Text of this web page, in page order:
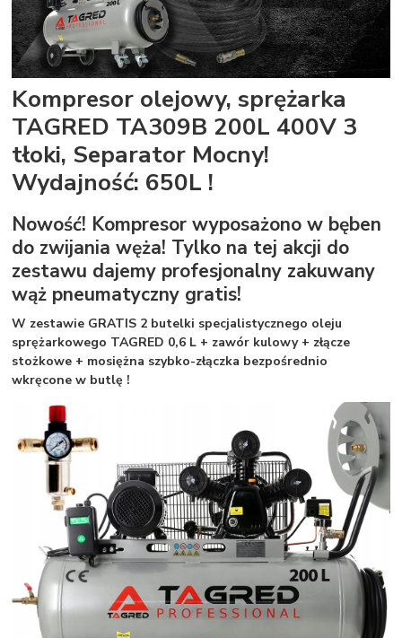
Kompresor olejowy, sprężarka
TAGRED TA309B 200L 400V 3
tłoki, Separator Mocny!
Wydajność: 650L !
Nowość! Kompresor wyposażono w bęben
do zwijania węża! Tylko na tej akcji do
zestawu dajemy profesjonalny zakuwany
wąż pneumatyczny gratis!
W zestawie GRATIS 2 butelki specjalistycznego oleju
sprężarkowego TAGRED 0,6 L + zawór kulowy + złącze
stożkowe + mosiężna szybko-złączka bezpośrednio
wkręcone w butlę !